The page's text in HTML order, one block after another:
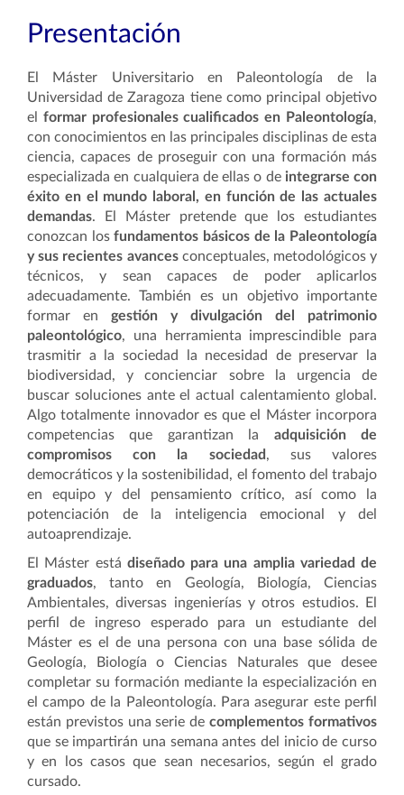
Presentación
El Máster Universitario en Paleontología de la
Universidad de Zaragoza tiene como principal objetivo
el formar profesionales cualificados en Paleontología,
con conocimientos en las principales disciplinas de esta
ciencia, capaces de proseguir con una formación más
especializada en cualquiera de ellas o de integrarse con
éxito en el mundo laboral, en función de las actuales
demandas. El Máster pretende que los estudiantes
conozcan losfundamentos básicos de la Paleontología
y sus recientes avancesconceptuales, metodológicos y
técnicos, y sean capaces de poder aplicarlos
adecuadamente. También es un objetivo importante
formar en gestión y divulgación del patrimonio
paleontológico, una herramienta imprescindible para
trasmitir a la sociedad la necesidad de preservar la
biodiversidad, y concienciar sobre la urgencia de
buscar soluciones ante el actual calentamiento global.
Algo totalmente innovador es que el Máster incorpora
competencias que garantizan la adquisición de
compromisos con la sociedad , sus valores
democráticos y la sostenibilidad, el fomento del trabajo
en equipo y del pensamiento crítico, así como la
potenciación de la inteligencia emocional y del
autoaprendizaje.
El Máster está diseñado para una amplia variedad de
graduados, tanto en Geología, Biología, Ciencias
Ambientales, diversas ingenierías y otros estudios.
El
perfil de ingreso esperado para un estudiante del
Máster es el de una persona con una base sólida de
Geología, Biología o Ciencias Naturales que desee
completar su formación mediante la especialización en
el campo de la Paleontología. Para asegurar este perfil
están previstos una serie decomplementos formativos
que se impartirán una semana antes del inicio de curso
y en los casos que sean necesarios, según el grado
cursado.